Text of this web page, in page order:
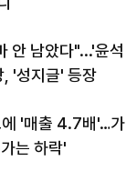
안 남았다"...'윤석
, '성지글' 등장
'매출 4.7배'…가
는 하락'